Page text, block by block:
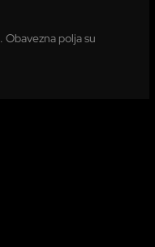
Obavezna polja su